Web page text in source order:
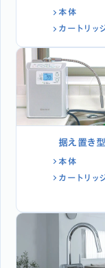
本体
カートリッ
据え置き型
本体
カートリッ